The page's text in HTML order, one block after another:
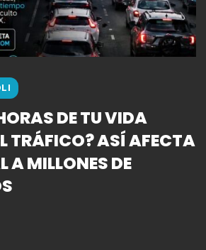
DE TU VIDA
TRÁFICO? ASÍ AFECTA
A MILLONES DE